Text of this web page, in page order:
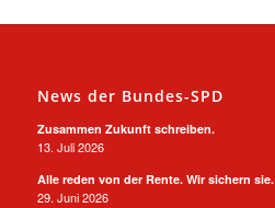
News der Bundes-SPD
Zusammen Zukunft schreiben.
13. Juli 2026
Alle reden von der Rente. Wir sichern sie.
29. Juni 2026